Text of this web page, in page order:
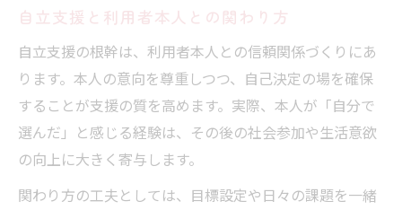
自立支援と利用者本人との関わり方
自立支援の根幹は、利用者本人との信頼関係づくりにあ
ります。本人の意向を尊重しつつ、自己決定の場を確保
することが支援の質を高めます。実際、本人が「自分で
選んだ」と感じる経験は、その後の社会参加や生活意欲
の向上に大きく寄与します。
関わり方の工夫としては、目標設定や日々の課題を一緒